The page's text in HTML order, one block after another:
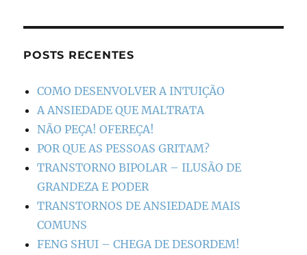
POSTS RECENTES
COMO DESENVOLVER A INTUIÇÃO
A ANSIEDADE QUE MALTRATA
NÃO PEÇA! OFEREÇA!
POR QUE AS PESSOAS GRITAM?
TRANSTORNO BIPOLAR – ILUSÃO DE
GRANDEZA E PODER
TRANSTORNOS DE ANSIEDADE MAIS
COMUNS
FENG SHUI – CHEGA DE DESORDEM!